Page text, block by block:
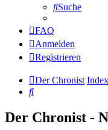
Suche
FAQ
Anmelden
Registrieren
Der Chronist Index
Suche
Der Chronist -